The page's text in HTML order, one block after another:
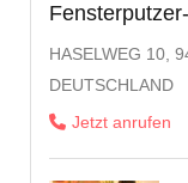
HASELWEG 10,
DEUTSCHLAND
Jetzt anrufen